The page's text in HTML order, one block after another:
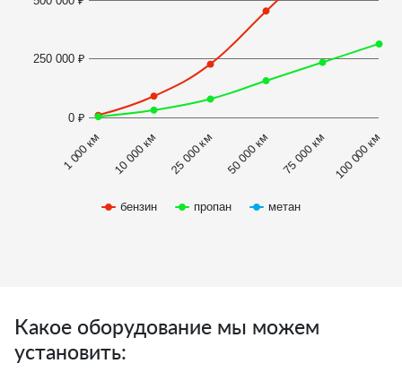
бензин пропан метан
1 000 км 10 000 км 25 000 км 50 000 км 75 000 км 100 000 км
0 ₽
250 000 ₽
Какое оборудование мы можем
установить: